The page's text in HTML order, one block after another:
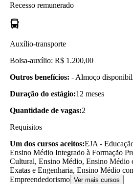
Recesso remunerado
Auxílio-transporte
Bolsa-auxílio: R$ 1.200,00
Outros benefícios: - Almoço
Duração do estágio:12 meses
Quantidade de vagas:2
Requisitos
Um dos cursos aceitos:EJA -
Ensino Médio Integrado à Formação
Cultural, Ensino Médio, Ensino Médio
Exatas e Engenharia, Ensino Médio
Empreendedorismo Ver mais cursos